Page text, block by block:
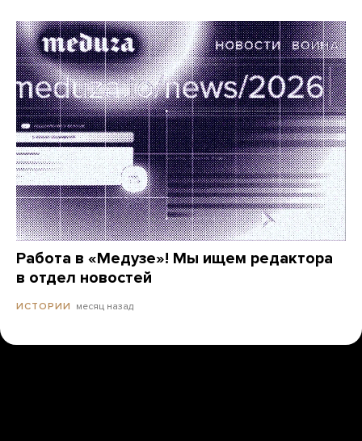
Работа в «Медузе»! Мы ищем редактора
в отдел новостей
ИСТОРИИ месяц назад